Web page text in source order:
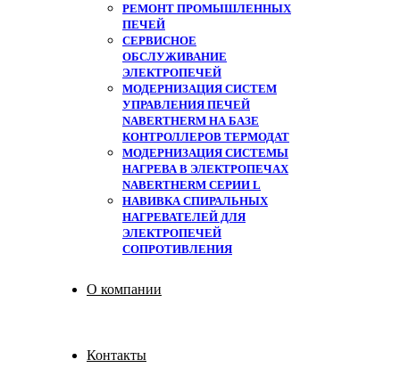
РЕМОНТ ПРОМЫШЛЕННЫХ
ПЕЧЕЙ
СЕРВИСНОЕ
ОБСЛУЖИВАНИЕ
ЭЛЕКТРОПЕЧЕЙ
МОДЕРНИЗАЦИЯ СИСТЕМ
УПРАВЛЕНИЯ ПЕЧЕЙ
NABERTHERM НА БАЗЕ
КОНТРОЛЛЕРОВ ТЕРМОДАТ
МОДЕРНИЗАЦИЯ СИСТЕМЫ
НАГРЕВА В ЭЛЕКТРОПЕЧАХ
NABERTHERM СЕРИИ L
НАВИВКА СПИРАЛЬНЫХ
НАГРЕВАТЕЛЕЙ ДЛЯ
ЭЛЕКТРОПЕЧЕЙ
СОПРОТИВЛЕНИЯ
О компании
Контакты